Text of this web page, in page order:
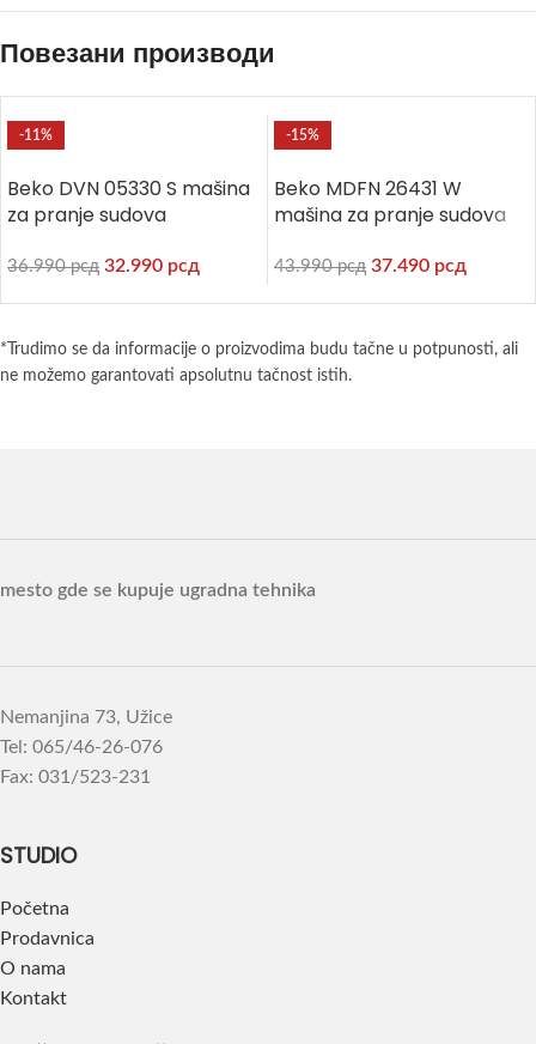
Повезани производи
-11%
Beko DVN 05330 S mašina
za pranje sudova
36.990рсд 32.990 рсд
-15%
Beko MDFN 26431 W
mašina za pranje sudova
43.990рсд 37.490 рсд
*Trudimo se da informacije o proizvodima budu tačne u potpunosti, ali
ne možemo garantovati apsolutnu tačnost istih.
mesto gde se kupuje ugradna tehnika
Nemanjina 73, Užice
Tel: 065/46-26-076
Fax: 031/523-231
STUDIO
Početna
Prodavnica
O nama
Kontakt